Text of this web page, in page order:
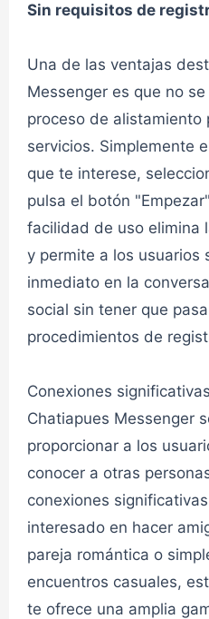
CHAT JÓVENES
Chat
Chat
MAYORES DE 30 AÑOS
Chat
MAYORES DE 30 AÑOS
Amigos o
CHAT AMIGOS O PAREJA
Sin requisitos de
Una de las ventajas
Messenger es que no
proceso de alistamiento
servicios. Simplemente
que te interese,
pulsa el botón
facilidad de uso elimina
y permite a los usuarios
inmediato en la
social sin tener que
procedimientos de
Conexiones
Chatiapues Messenger
proporcionar a los
conocer a otras
conexiones
interesado en hacer
pareja romántica o
encuentros casuales,
te ofrece una amplia